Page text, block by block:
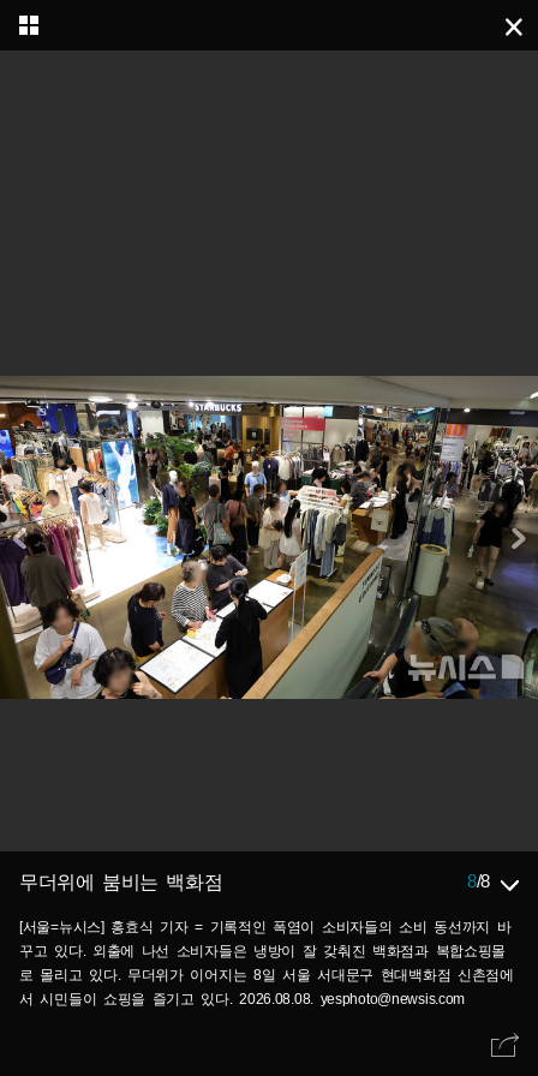
무더위에 붐비는 백화점 8/8
[서울=뉴시스] 홍효식 기자 = 기록적인 폭염이 소비자들의 소비 동선까지 바
꾸고 있다. 외출에 나선 소비자들은 냉방이 잘 갖춰진 백화점과 복합쇼핑몰
로 몰리고 있다. 무더위가 이어지는 8일 서울 서대문구 현대백화점 신촌점에
서 시민들이 쇼핑을 즐기고 있다. 2026.08.08. yesphoto@newsis.com